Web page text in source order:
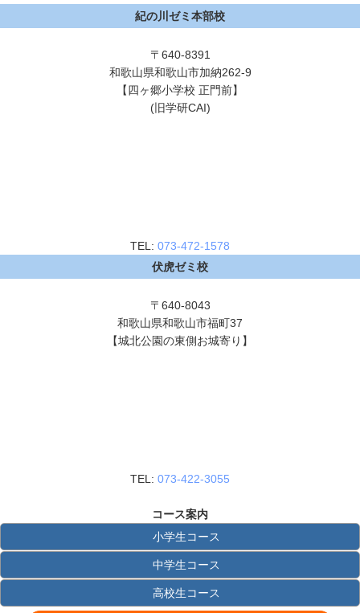
紀の川ゼミ本部校
〒640-8391
和歌山県和歌山市加納262-9
【四ヶ郷小学校 正門前】
(旧学研CAI)
TEL: 073-472-1578
伏虎ゼミ校
〒640-8043
和歌山県和歌山市福町37
【城北公園の東側お城寄り】
TEL: 073-422-3055
コース案内
小学生コース
中学生コース
高校生コース